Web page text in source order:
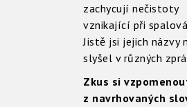
zachycují nečistoty
vznikající při
Jistě jsi jejich názvy
slyšel v různých
Zkus si
z navrhovaných